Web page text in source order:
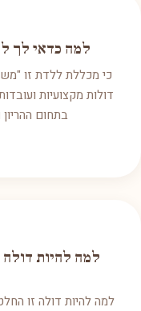
למה כדאי לך
כי מכללת ללדת זו
דולות מקצועיות
בתחום
למה להיות דולה
למה להיות דולה זו